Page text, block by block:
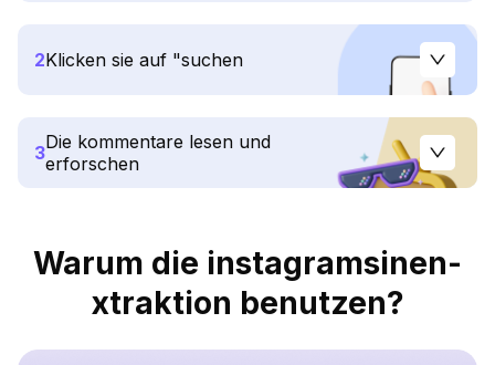
2Klicken sie auf "suchen
3Die kommentare lesen und
erforschen
Warum die instagramsinen-
xtraktion benutzen?